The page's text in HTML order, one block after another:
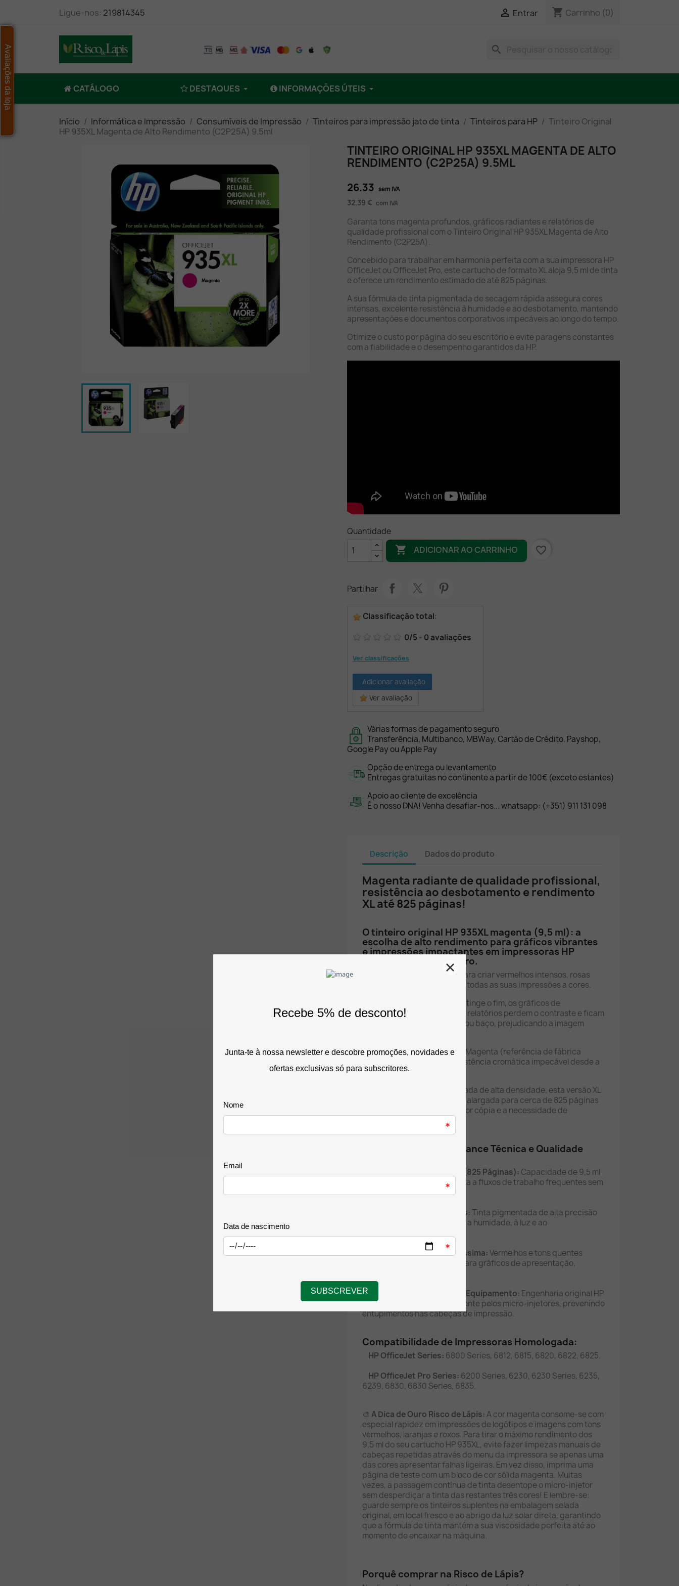
Ligue-nos: 219814345  Entrar shopping_cart Carrinho (0)
search
CATÁLOGO DESTAQUES INFORMAÇÕES ÚTEIS
Início Informática e Impressão Consumíveis de Impressão Tinteiros para impressão jato de tinta Tinteiros para HP
Tinteiro Original
HP 935XL Magenta de Alto Rendimento (C2P25A) 9.5ml
TINTEIRO ORIGINAL HP 935XL MAGENTA DE ALTO
RENDIMENTO (C2P25A) 9.5ML
26.33 sem IVA
32,39 € com IVA
Garanta tons magenta profundos, gráficos radiantes e relatórios de
qualidade profissional com o Tinteiro Original HP 935XL Magenta de Alto
Rendimento (C2P25A).
Concebido para trabalhar em harmonia perfeita com a sua impressora HP
OfficeJet ou OfficeJet Pro, este cartucho de formato XL aloja 9,5 ml de tinta
e oferece um rendimento estimado de até 825 páginas.
A sua fórmula de tinta pigmentada de secagem rápida assegura cores
intensas, excelente resistência à humidade e ao desbotamento, mantendo
apresentações e documentos corporativos impecáveis ao longo do tempo.
Otimize o custo por página do seu escritório e evite paragens constantes
com a fiabilidade e o desempenho garantidos da HP.
Quantidade
 ADICIONAR AO CARRINHO favorite_border
Partilhar
Classificação total:
0/5 - 0 avaliações
Ver classificações
Adicionar avaliação
Ver avaliação
Várias formas de pagamento seguro
Transferência, Multibanco, MBWay, Cartão de Crédito, Payshop,
Google Pay ou Apple Pay
Opção de entrega ou levantamento
Entregas gratuitas no continente a partir de 100€ (exceto estantes)
Apoio ao cliente de excelência
É o nosso DNA! Venha desafiar-nos... whatsapp: (+351) 911 131 098
Descrição Dados do produto
Magenta radiante de qualidade profissional,
resistência ao desbotamento e rendimento
XL até 825 páginas!
O tinteiro original HP 935XL magenta (9,5 ml): a
escolha de alto rendimento para gráficos vibrantes
e impressões impactantes em impressoras HP
OfficeJet e OfficeJet Pro.
A cor magenta é essencial para criar vermelhos intensos, rosas
definidos e tons quentes em todas as suas impressões a cores.
Quando o tinteiro magenta atinge o fim, os gráficos de
apresentações comerciais e relatórios perdem o contraste e ficam
com um aspeto esverdeado ou baço, prejudicando a imagem
O Tinteiro Original HP 935XL Magenta (referência de fábrica
C2P25A) garante uma consistência cromática impecável desde a
primeira até à última folha.
Com 9,5 ml de tinta pigmentada de alta densidade, esta versão XL
proporciona uma autonomia alargada para cerca de 825 páginas
padrão, reduzindo o custo por cópia e a necessidade de
substituições frequentes.
Destaques de Performance Técnica e Qualidade
Rendimento Alargado XL (825 Páginas): Capacidade de 9,5 ml
desenhada para dar resposta a fluxos de trabalho frequentes sem
paragens inesperadas.
Cores Vivas e Resistentes:Tinta pigmentada de alta precisão
que resiste ao contacto com a humidade, à luz e ao
Tonalidade Magenta Puríssima:Vermelhos e tons quentes
vívidos e uniformes, ideais para gráficos de apresentação,
Fiabilidade e Proteção do Equipamento: Engenharia original HP
projetada para fluir suavemente pelos micro-injetores, prevenindo
entupimentos nas cabeças de impressão.
Compatibilidade de Impressoras Homologada:
HP OfficeJet Series: 6800 Series, 6812, 6815, 6820, 6822, 6825.
HP OfficeJet Pro Series: 6200 Series, 6230, 6230 Series, 6235,
6239, 6830, 6830 Series, 6835.
🎨 A Dica de Ouro Risco de Lápis:A cor magenta consome-se com
especial rapidez em impressões de logótipos e imagens com tons
vermelhos, laranjas e roxos. Para tirar o máximo rendimento dos
9,5 ml do seu cartucho HP 935XL, evite fazer limpezas manuais de
cabeças repetidas através do menu da impressora se apenas uma
das cores apresentar falhas ligeiras. Em vez disso, imprima uma
página de teste com um bloco de cor sólida magenta. Muitas
vezes, a passagem contínua de tinta desentope o micro-injetor
sem desperdiçar a tinta das restantes três cores! E lembre-se:
guarde sempre os tinteiros suplentes na embalagem selada
original, em local fresco e ao abrigo da luz solar direta, garantindo
que a fórmula de tinta mantém a sua viscosidade perfeita até ao
momento de encaixar na máquina.
Porquê comprar na Risco de Lápis?
Avaliações da loja